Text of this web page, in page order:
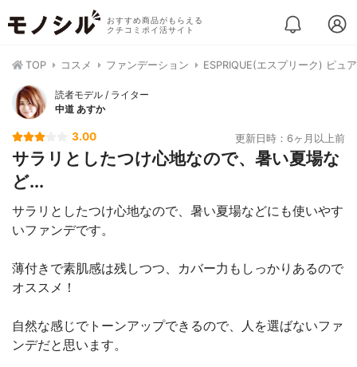
おすすめ商品がもらえる
クチコミポイ活サイト
TOP コスメ ファンデーション ESPRIQUE(エスプリーク) ピュ
読者モデル / ライター
中道 あすか
3.00 更新日時：6ヶ月以上前
サラリとしたつけ心地なので、暑い夏場な
ど...
サラリとしたつけ心地なので、暑い夏場などにも使いやす
いファンデです。
薄付きで素肌感は残しつつ、カバー力もしっかりあるので
オススメ！
自然な感じでトーンアップできるので、人を選ばないファ
ンデだと思います。